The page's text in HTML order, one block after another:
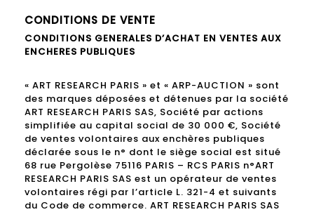
CONDITIONS DE VENTE
CONDITIONS GENERALES D’ACHAT EN VENTES AUX
ENCHERES PUBLIQUES
« ART RESEARCH PARIS » et « ARP-AUCTION » sont
des marques déposées et détenues par la société
ART RESEARCH PARIS SAS, Société par actions
simplifiée au capital social de 30 000 €, Société
de ventes volontaires aux enchères publiques
déclarée sous le n° dont le siège social est situé
68 rue Pergolèse 75116 PARIS – RCS PARIS n°ART
RESEARCH PARIS SAS est un opérateur de ventes
volontaires régi par l’article L. 321-4 et suivants
du Code de commerce. ART RESEARCH PARIS SAS